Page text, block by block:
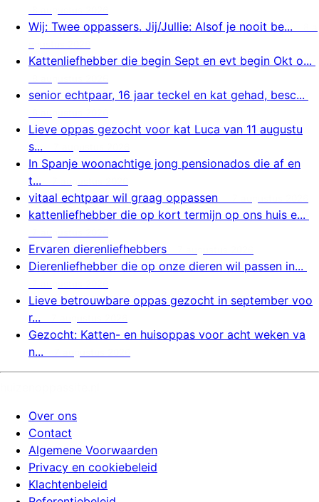
Wij: Twee oppassers. Jij/Jullie: Alsof je nooit be...
Kattenliefhebber die begin Sept en evt begin Okt o...
senior echtpaar, 16 jaar teckel en kat gehad, besc...
Lieve oppas gezocht voor kat Luca van 11 augustu
s...
In Spanje woonachtige jong pensionados die af en
t...
vitaal echtpaar wil graag oppassen
kattenliefhebber die op kort termijn op ons huis e...
Ervaren dierenliefhebbers
Dierenliefhebber die op onze dieren wil passen in...
Lieve betrouwbare oppas gezocht in september voo
r...
Gezocht: Katten- en huisoppas voor acht weken va
n...
Over ons
Contact
Algemene Voorwaarden
Privacy en cookiebeleid
Klachtenbeleid